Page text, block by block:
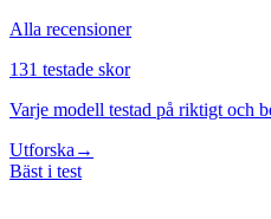
Alla recensioner
131 testade skor
Varje modell testad på riktigt och
Utforska →
Bäst i test